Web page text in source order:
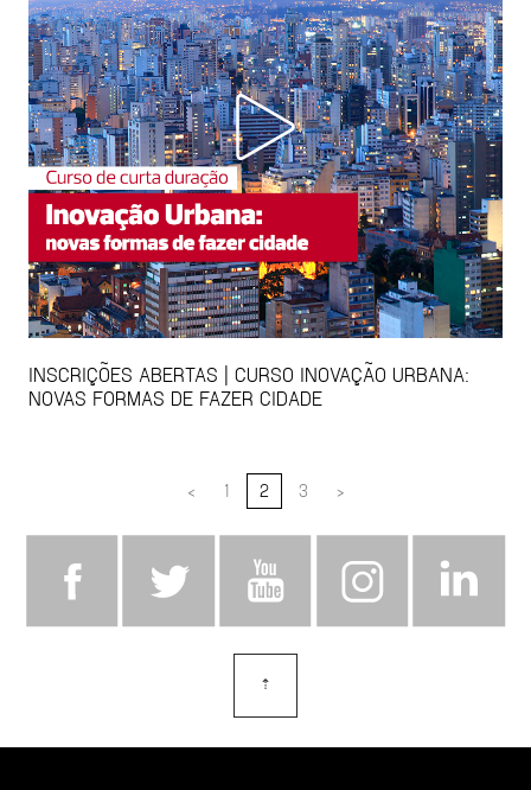
INSCRIÇÕES ABERTAS | CURSO INOVAÇÃO URBANA:
NOVAS FORMAS DE FAZER CIDADE
< 1 2 3 >
⇡